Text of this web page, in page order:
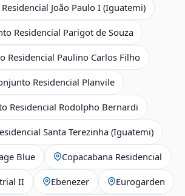
João Paulo I (Iguatemi)
Residencial Parigot de Souza
Residencial Paulino Carlos Filho
Residencial Planvile
Residencial Rodolpho Bernardi
Santa Terezinha (Iguatemi)
Blue Copacabana Residencial
II Ebenezer Eurogarden